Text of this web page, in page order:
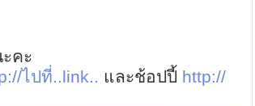
คะ
ไปที่..link.. และช้อปปี้ http://